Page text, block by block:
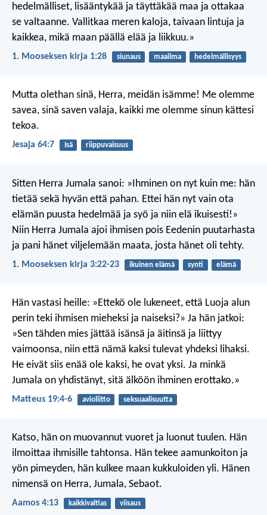
hedelmälliset, lisääntykää ja täyttäkää maa ja ottakaa
se valtaanne. Vallitkaa meren kaloja, taivaan lintuja ja
kaikkea, mikä maan päällä elää ja liikkuu.»
1. Mooseksen kirja 1:28 siunaus maailma hedelmällisyys
Mutta olethan sinä, Herra, meidän isämme! Me olemme
savea, sinä saven valaja, kaikki me olemme sinun kättesi
tekoa.
Jesaja 64:7 Isä riippuvaisuus
Sitten Herra Jumala sanoi: »Ihminen on nyt kuin me: hän
tietää sekä hyvän että pahan. Ettei hän nyt vain ota
elämän puusta hedelmää ja syö ja niin elä ikuisesti!»
Niin Herra Jumala ajoi ihmisen pois Eedenin puutarhasta
ja pani hänet viljelemään maata, josta hänet oli tehty.
1. Mooseksen kirja 3:22-23 ikuinen elämä synti elämä
Hän vastasi heille: »Ettekö ole lukeneet, että Luoja alun
perin teki ihmisen mieheksi ja naiseksi?» Ja hän jatkoi:
»Sen tähden mies jättää isänsä ja äitinsä ja liittyy
vaimoonsa, niin että nämä kaksi tulevat yhdeksi lihaksi.
He eivät siis enää ole kaksi, he ovat yksi. Ja minkä
Jumala on yhdistänyt, sitä älköön ihminen erottako.»
Matteus 19:4-6 avioliitto seksuaalisuutta
Katso, hän on muovannut vuoret ja luonut tuulen. Hän
ilmoittaa ihmisille tahtonsa. Hän tekee aamunkoiton ja
yön pimeyden, hän kulkee maan kukkuloiden yli. Hänen
nimensä on Herra, Jumala, Sebaot.
Aamos 4:13 kaikkivaltias viisaus